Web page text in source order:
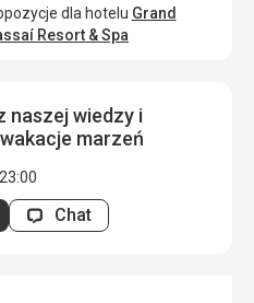
dla hotelu Grand
Resort & Spa
naszej wiedzy i
marzeń
Chat